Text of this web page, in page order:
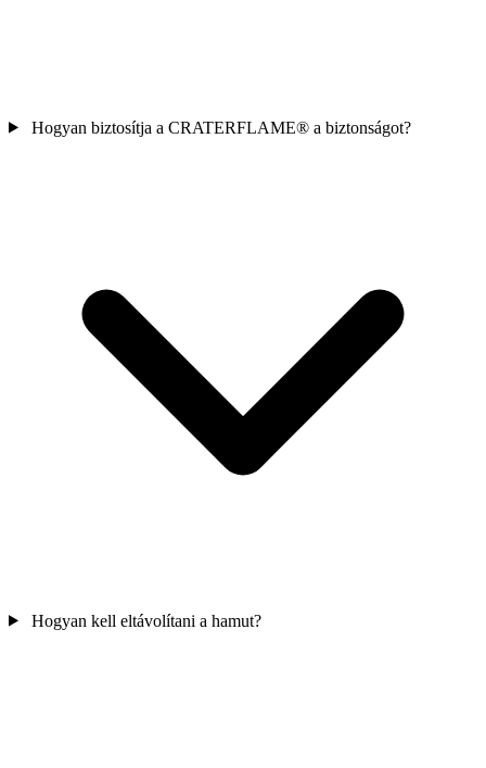
Hogyan biztosítja a CRATERFLAME®a biztonságot?
Hogyan kell eltávolítani a hamut?